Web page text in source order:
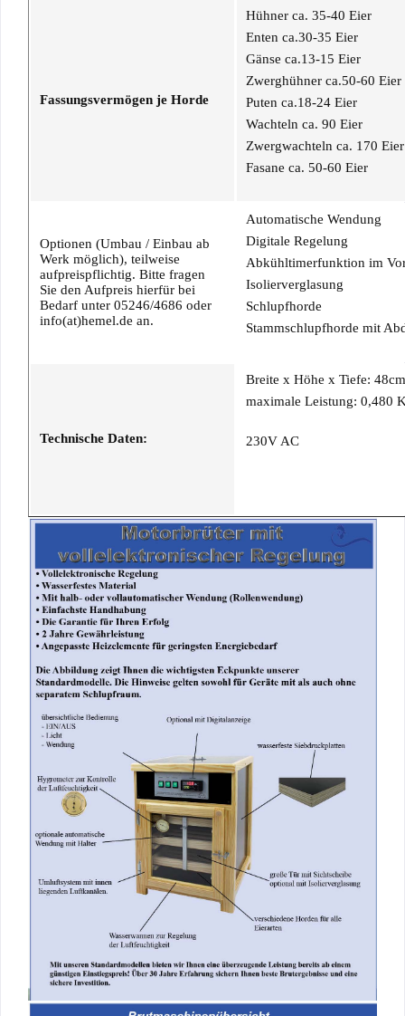
Fassungsvermögen je Horde
Hühner ca. 35-40 Eier
Enten ca.30-35 Eier
Gänse ca.13-15 Eier
Zwerghühner ca.50-60 Eier
Puten ca.18-24 Eier
Wachteln ca. 90 Eier
Zwergwachteln ca. 170 Eier
Fasane ca. 50-60 Eier
Optionen (Umbau / Einbau ab
Werk möglich), teilweise
aufpreispflichtig. Bitte fragen
Sie den Aufpreis hierfür bei
Bedarf unter 05246/4686 oder
info(at)hemel.de an.
Automatische Wendung
Digitale Regelung
Abkühltimerfunktion im
Isolierverglasung
Schlupfhorde
Stammschlupfhorde mit
Technische Daten:
Breite x Höhe x Tiefe:
maximale Leistung: 0,480
230V AC